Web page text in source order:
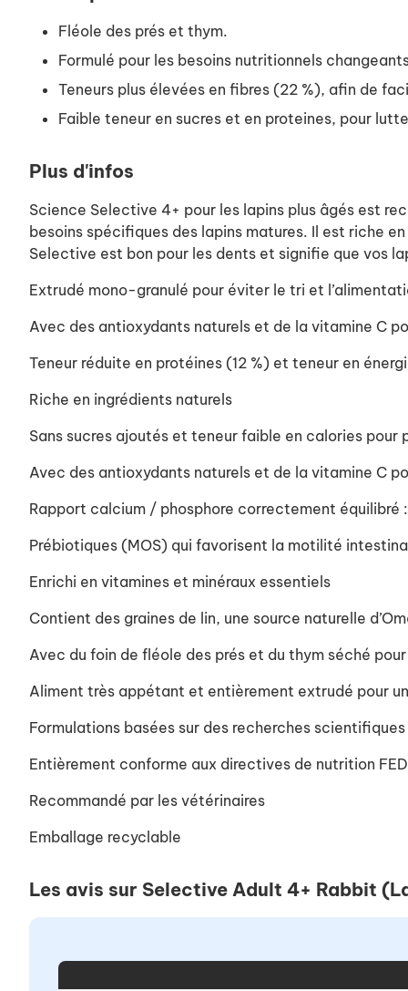
Fléole des prés et thym.
Formulé pour les besoins nutritionnels
Teneurs plus élevées en fibres (22 %), afin de
Faible teneur en sucres et en proteines, pour
Plus d'infos
Science Selective 4+ pour les lapins plus âgés est
besoins spécifiques des lapins matures. Il est riche
Selective est bon pour les dents et signifie que vos
Extrudé mono-granulé pour éviter le tri et
Avec des antioxydants naturels et de la vitamine C
Teneur réduite en protéines (12 %) et teneur en
Riche en ingrédients naturels
Sans sucres ajoutés et teneur faible en calories pour
Avec des antioxydants naturels et de la vitamine C
Rapport calcium / phosphore correctement équilibré
Prébiotiques (MOS) qui favorisent la motilité
Enrichi en vitamines et minéraux essentiels
Contient des graines de lin, une source naturelle
Avec du foin de fléole des prés et du thym séché
Aliment très appétant et entièrement extrudé pour
Formulations basées sur des recherches
Entièrement conforme aux directives de nutrition
Recommandé par les vétérinaires
Emballage recyclable
Les avis sur Selective Adult 4+ Rabbit